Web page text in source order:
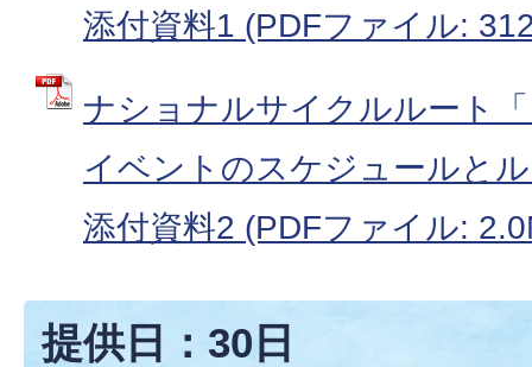
添付資料1 (PDFファイル:
ナショナルサイクルルート
イベントのスケジュールと
添付資料2 (PDFファイル:
提供日：30日